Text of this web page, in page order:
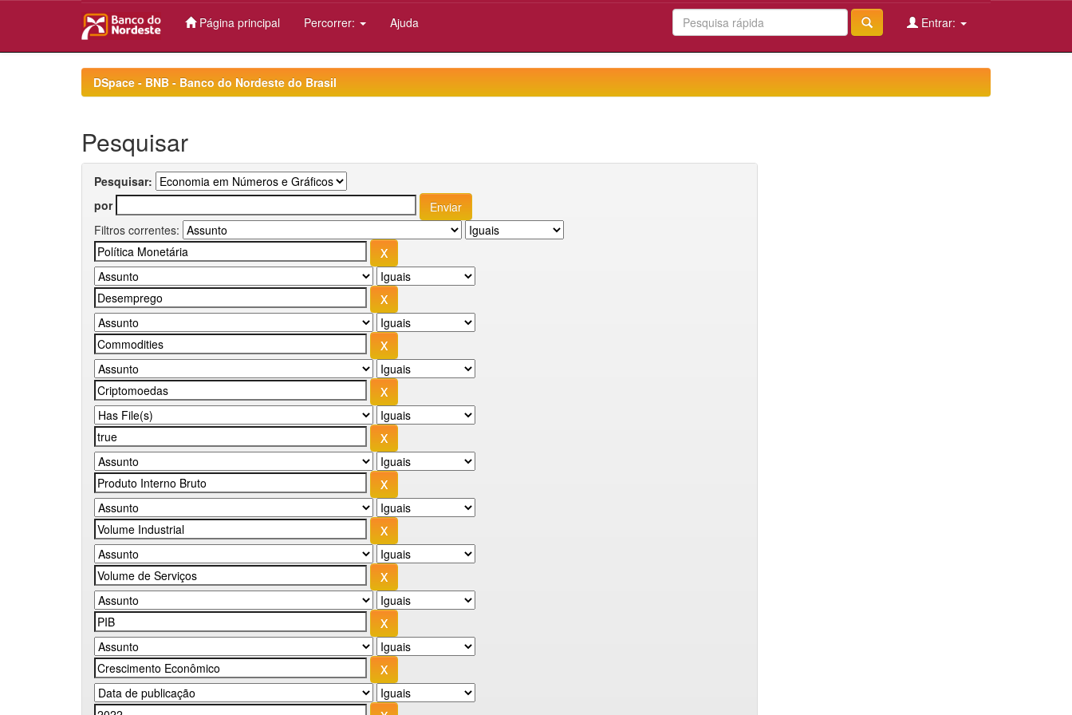
Página principal Percorrer: Ajuda Entrar:
DSpace - BNB - Banco do Nordeste do Brasil
Pesquisar
Pesquisar:
por
Filtros correntes: